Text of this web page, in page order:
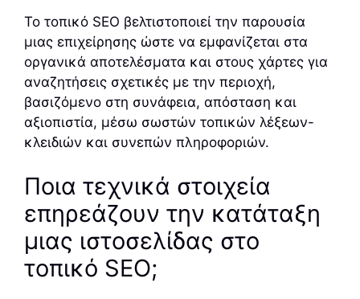
Το τοπικό SEO βελτιστοποιεί την παρουσία
μιας επιχείρησης ώστε να εμφανίζεται στα
οργανικά αποτελέσματα και στους χάρτες για
αναζητήσεις σχετικές με την περιοχή,
βασιζόμενο στη συνάφεια, απόσταση και
αξιοπιστία, μέσω σωστών τοπικών λέξεων-
κλειδιών και συνεπών πληροφοριών.
Ποια τεχνικά στοιχεία
επηρεάζουν την κατάταξη
μιας ιστοσελίδας στο
τοπικό SEO;